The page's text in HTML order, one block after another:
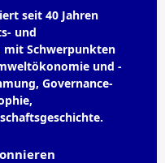
seit 40 Jahren
und
mit Schwerpunkten
und -
Governance-